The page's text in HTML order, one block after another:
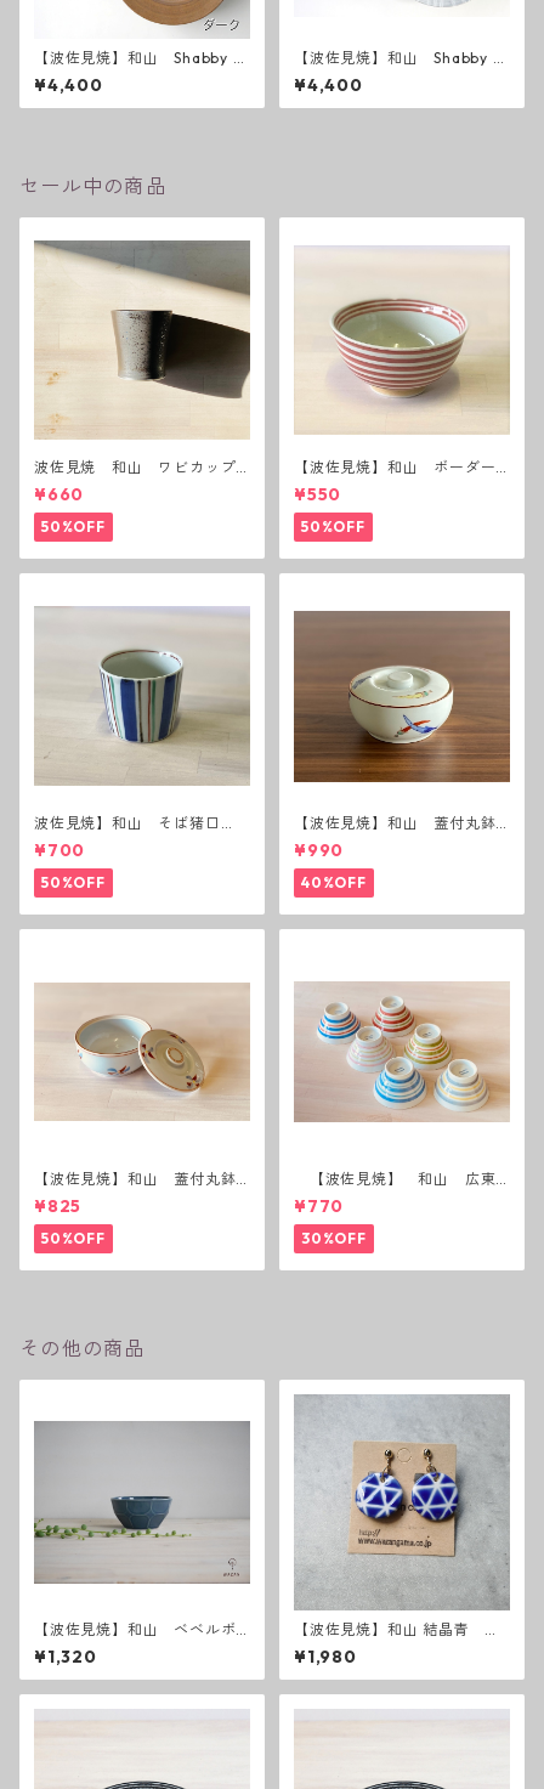
【波佐見焼】和山 Shabby c
hic style 25プレート
¥4,400
【波佐見焼】和山 Shabby c
hic style 25 ( ダークグレー
／ ライトグレー ）
¥4,400
セール中の商品
波佐見焼 和山 ワビカップ
黒錆 3種(アウトレット）
¥660
50%OFF
【波佐見焼】和山 ボーダー
茶碗 赤
¥550
50%OFF
波佐見焼】和山 そば猪口
（十草）
¥700
50%OFF
【波佐見焼】和山 蓋付丸鉢
(唐辛子)
¥990
40%OFF
【波佐見焼】和山 蓋付丸鉢
(花絵)
¥825
50%OFF
【波佐見焼】 和山 広東
碗 二色ボーダー 全6パター
ン
¥770
30%OFF
その他の商品
【波佐見焼】和山 ベベルボ
ウル（Ｍ）うす瑠璃
¥1,320
【波佐見焼】和山 結晶青 イ
ヤリング・ピアス
¥1,980